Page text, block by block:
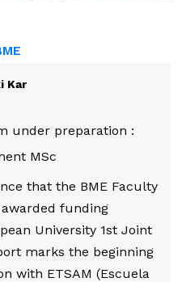
Kar
under preparation :
MSc
that the BME Faculty
funding
University 1st Joint
marks the beginning
with ETSAM (Escuela